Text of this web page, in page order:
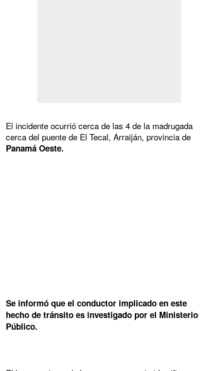
El incidente ocurrió cerca de las 4 de la madrugada
cerca del puente de El Tecal, Arraiján, provincia de
Panamá Oeste.
Se informó que el conductor implicado en este
hecho de tránsito es investigado por el Ministerio
Público.